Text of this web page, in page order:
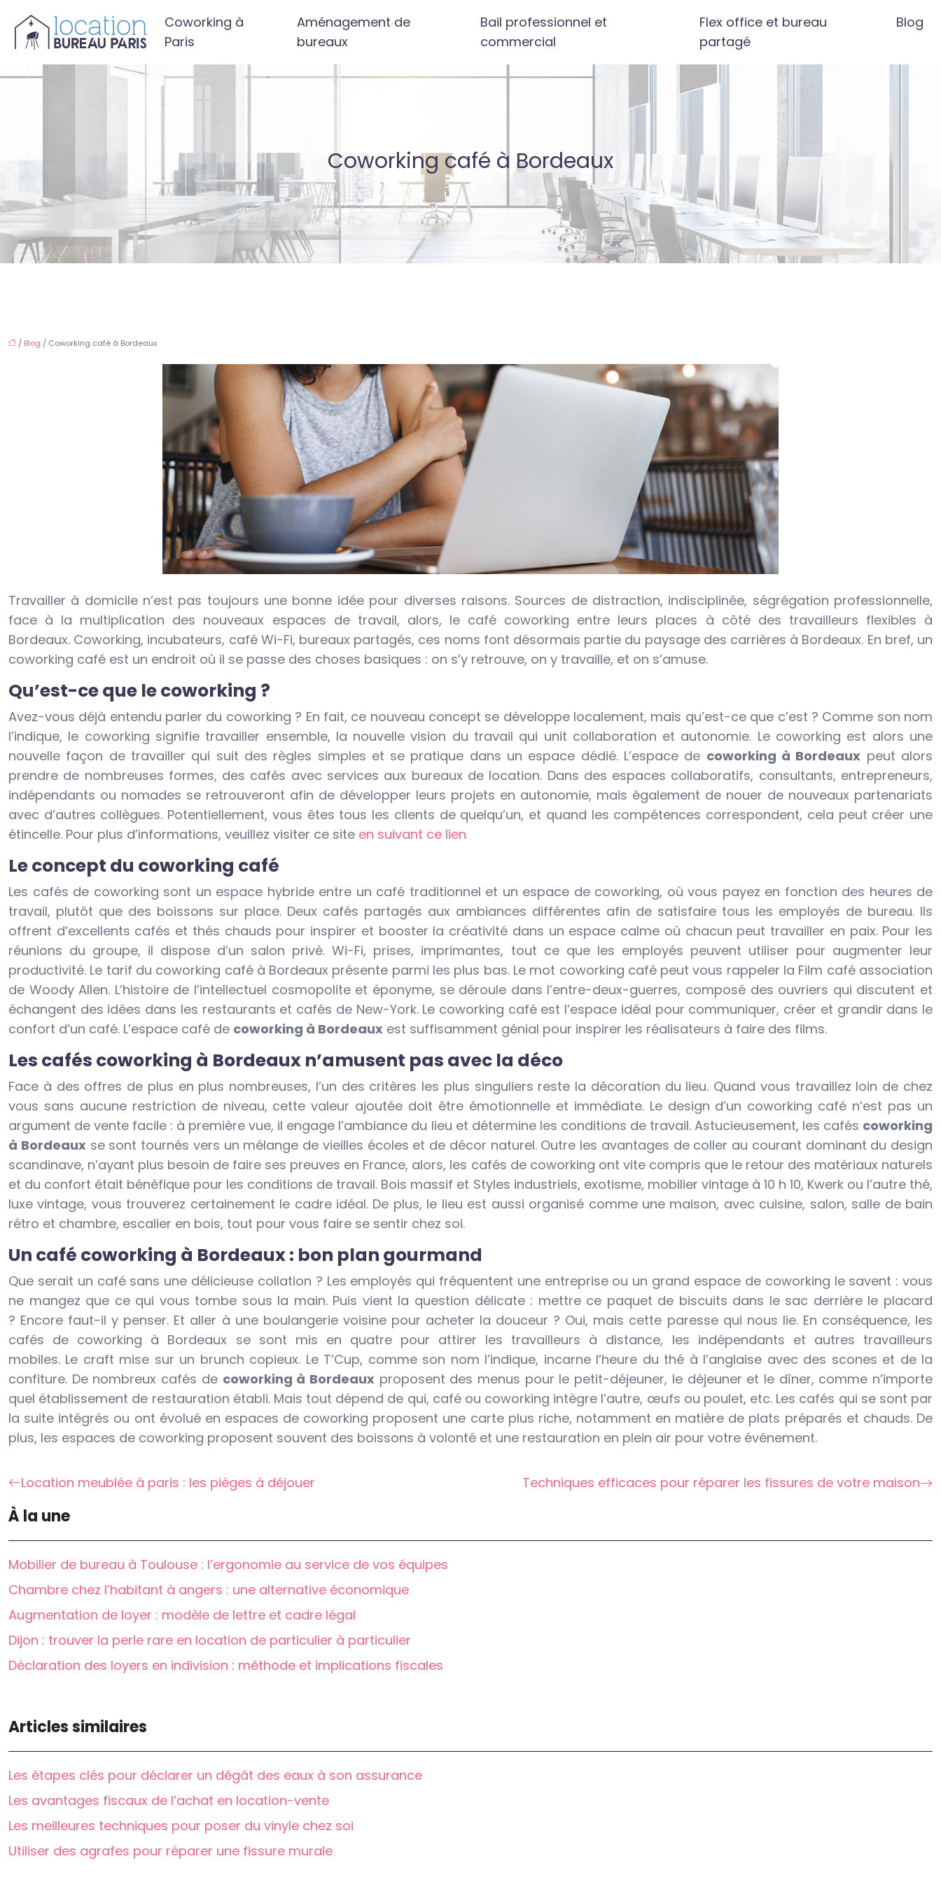
Coworking à
Paris
Aménagement de
bureaux
Bail professionnel et
commercial
Flex office et bureau
partagé
Blog
Coworking café à Bordeaux
/ Blog / Coworking café à Bordeaux
Travailler à domicile n’est pas toujours une bonne idée pour diverses raisons. Sources de distraction, indisciplinée, ségrégation professionnelle,
face à la multiplication des nouveaux espaces de travail, alors, le café coworking entre leurs places à côté des travailleurs flexibles à
Bordeaux. Coworking, incubateurs, café Wi-Fi, bureaux partagés, ces noms font désormais partie du paysage des carrières à Bordeaux. En bref, un
coworking café est un endroit où il se passe des choses basiques : on s’y retrouve, on y travaille, et on s’amuse.
Qu’est-ce que le coworking ?
Avez-vous déjà entendu parler du coworking ? En fait, ce nouveau concept se développe localement, mais qu’est-ce que c’est ? Comme son nom
l’indique, le coworking signifie travailler ensemble, la nouvelle vision du travail qui unit collaboration et autonomie. Le coworking est alors une
nouvelle façon de travailler qui suit des règles simples et se pratique dans un espace dédié. L’espace de coworking à Bordeaux peut alors
prendre de nombreuses formes, des cafés avec services aux bureaux de location. Dans des espaces collaboratifs, consultants, entrepreneurs,
indépendants ou nomades se retrouveront afin de développer leurs projets en autonomie, mais également de nouer de nouveaux partenariats
avec d’autres collègues. Potentiellement, vous êtes tous les clients de quelqu’un, et quand les compétences correspondent, cela peut créer une
étincelle. Pour plus d’informations, veuillez visiter ce site en suivant ce lien
Le concept du coworking café
Les cafés de coworking sont un espace hybride entre un café traditionnel et un espace de coworking, où vous payez en fonction des heures de
travail, plutôt que des boissons sur place. Deux cafés partagés aux ambiances différentes afin de satisfaire tous les employés de bureau. Ils
offrent d’excellents cafés et thés chauds pour inspirer et booster la créativité dans un espace calme où chacun peut travailler en paix. Pour les
réunions du groupe, il dispose d’un salon privé. Wi-Fi, prises, imprimantes, tout ce que les employés peuvent utiliser pour augmenter leur
productivité. Le tarif du coworking café à Bordeaux présente parmi les plus bas. Le mot coworking café peut vous rappeler la Film café association
de Woody Allen. L’histoire de l’intellectuel cosmopolite et éponyme, se déroule dans l’entre-deux-guerres, composé des ouvriers qui discutent et
échangent des idées dans les restaurants et cafés de New-York. Le coworking café est l’espace idéal pour communiquer, créer et grandir dans le
confort d’un café. L’espace café de coworking à Bordeaux est suffisamment génial pour inspirer les réalisateurs à faire des films.
Les cafés coworking à Bordeaux n’amusent pas avec la déco
Face à des offres de plus en plus nombreuses, l’un des critères les plus singuliers reste la décoration du lieu. Quand vous travaillez loin de chez
vous sans aucune restriction de niveau, cette valeur ajoutée doit être émotionnelle et immédiate. Le design d’un coworking café n’est pas un
argument de vente facile : à première vue, il engage l’ambiance du lieu et détermine les conditions de travail. Astucieusement, les cafés coworking
à Bordeauxse sont tournés vers un mélange de vieilles écoles et de décor naturel. Outre les avantages de coller au courant dominant du design
scandinave, n’ayant plus besoin de faire ses preuves en France, alors, les cafés de coworking ont vite compris que le retour des matériaux naturels
et du confort était bénéfique pour les conditions de travail. Bois massif et Styles industriels, exotisme, mobilier vintage à 10 h 10, Kwerk ou l’autre thé,
luxe vintage, vous trouverez certainement le cadre idéal. De plus, le lieu est aussi organisé comme une maison, avec cuisine, salon, salle de bain
rétro et chambre, escalier en bois, tout pour vous faire se sentir chez soi.
Un café coworking à Bordeaux : bon plan gourmand
Que serait un café sans une délicieuse collation ? Les employés qui fréquentent une entreprise ou un grand espace de coworking le savent : vous
ne mangez que ce qui vous tombe sous la main. Puis vient la question délicate : mettre ce paquet de biscuits dans le sac derrière le placard
? Encore faut-il y penser. Et aller à une boulangerie voisine pour acheter la douceur ? Oui, mais cette paresse qui nous lie. En conséquence, les
cafés de coworking à Bordeaux se sont mis en quatre pour attirer les travailleurs à distance, les indépendants et autres travailleurs
mobiles. Le craft mise sur un brunch copieux. Le T’Cup, comme son nom l’indique, incarne l’heure du thé à l’anglaise avec des scones et de la
confiture. De nombreux cafés de coworking à Bordeauxproposent des menus pour le petit-déjeuner, le déjeuner et le dîner, comme n’importe
quel établissement de restauration établi. Mais tout dépend de qui, café ou coworking intègre l’autre, œufs ou poulet, etc. Les cafés qui se sont par
la suite intégrés ou ont évolué en espaces de coworking proposent une carte plus riche, notamment en matière de plats préparés et chauds. De
plus, les espaces de coworking proposent souvent des boissons à volonté et une restauration en plein air pour votre événement.
Location meublée à paris : les pièges à déjouer Techniques efficaces pour réparer les fissures de votre maison
À la une
Mobilier de bureau à Toulouse : l’ergonomie au service de vos équipes
Chambre chez l’habitant à angers : une alternative économique
Augmentation de loyer : modèle de lettre et cadre légal
Dijon : trouver la perle rare en location de particulier à particulier
Déclaration des loyers en indivision : méthode et implications fiscales
Articles similaires
Les étapes clés pour déclarer un dégât des eaux à son assurance
Les avantages fiscaux de l’achat en location-vente
Les meilleures techniques pour poser du vinyle chez soi
Utiliser des agrafes pour réparer une fissure murale